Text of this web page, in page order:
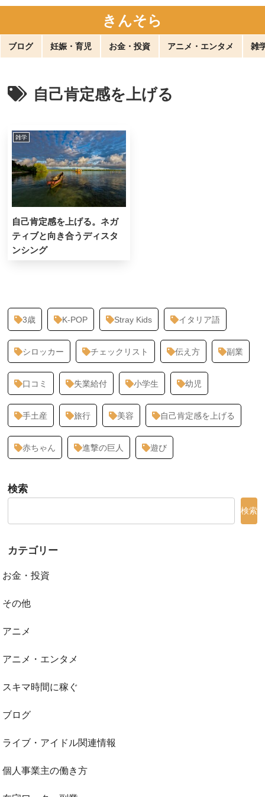
きんそら
ブログ 妊娠・育児 お金・投資 アニメ・エンタメ 雑
自己肯定感を上げる
雑学
自己肯定感を上げる。ネガ
ティブと向き合うディスタ
ンシング
3歳 K-POP Stray Kids イタリア語
シロッカー チェックリスト 伝え方 副業
口コミ 失業給付 小学生 幼児
手土産 旅行 美容 自己肯定感を上げる
赤ちゃん 進撃の巨人 遊び
検索
検索
カテゴリー
お金・投資
その他
アニメ
アニメ・エンタメ
スキマ時間に稼ぐ
ブログ
ライブ・アイドル関連情報
個人事業主の働き方